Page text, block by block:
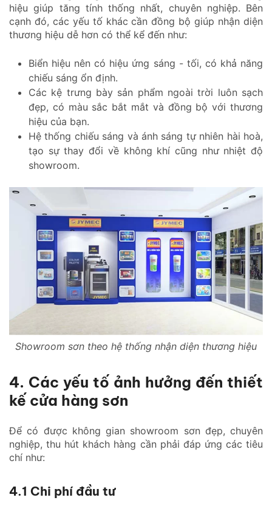
hiệu giúp tăng tính thống nhất, chuyên nghiệp. Bên
cạnh đó, các yếu tố khác cần đồng bộ giúp nhận diện
thương hiệu dễ hơn có thể kể đến như:
Biển hiệu nên có hiệu ứng sáng - tối, có khả năng
chiếu sáng ổn định.
Các kệ trưng bày sản phẩm ngoài trời luôn sạch
đẹp, có màu sắc bắt mắt và đồng bộ với thương
hiệu của bạn.
Hệ thống chiếu sáng và ánh sáng tự nhiên hài hoà,
tạo sự thay đổi về không khí cũng như nhiệt độ
showroom.
Showroom sơn theo hệ thống nhận diện thương hiệu
4. Các yếu tố ảnh hưởng đến thiết
kế cửa hàng sơn
Để có được không gian showroom sơn đẹp, chuyên
nghiệp, thu hút khách hàng cần phải đáp ứng các tiêu
chí như:
4.1 Chi phí đầu tư